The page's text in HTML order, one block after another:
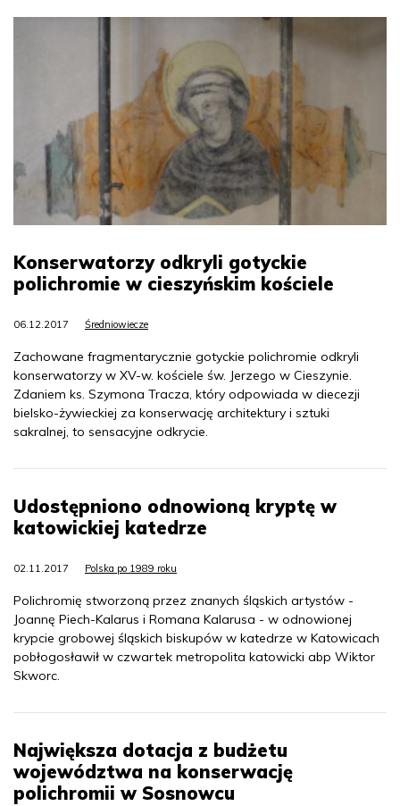
Konserwatorzy odkryli gotyckie
polichromie w cieszyńskim kościele
06.12.2017 Średniowiecze
Zachowane fragmentarycznie gotyckie polichromie odkryli
konserwatorzy w XV-w. kościele św. Jerzego w Cieszynie.
Zdaniem ks. Szymona Tracza, który odpowiada w diecezji
bielsko-żywieckiej za konserwację architektury i sztuki
sakralnej, to sensacyjne odkrycie.
Udostępniono odnowioną kryptę w
katowickiej katedrze
02.11.2017 Polska po 1989 roku
Polichromię stworzoną przez znanych śląskich artystów -
Joannę Piech-Kalarus i Romana Kalarusa - w odnowionej
krypcie grobowej śląskich biskupów w katedrze w Katowicach
pobłogosławił w czwartek metropolita katowicki abp Wiktor
Skworc.
Największa dotacja z budżetu
województwa na konserwację
polichromii w Sosnowcu